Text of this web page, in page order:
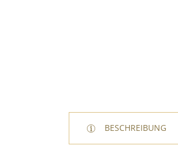
BESCHREIBUNG